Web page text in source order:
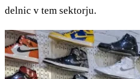
delnic v tem sektorju.